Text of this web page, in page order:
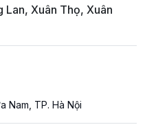
Lan, Xuân Thọ, Xuân
Nam, TP. Hà Nội